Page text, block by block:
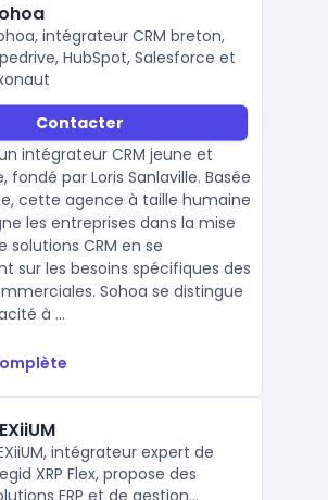
intégrateur CRM breton,
HubSpot, Salesforce et
Contacter
intégrateur CRM jeune et
fondé par Loris Sanlaville. Basée
cette agence à taille humaine
les entreprises dans la mise
solutions CRM en se
sur les besoins spécifiques des
Sohoa se distingue
à ...
intégrateur expert de
XRP Flex, propose des
ERP et de gestion